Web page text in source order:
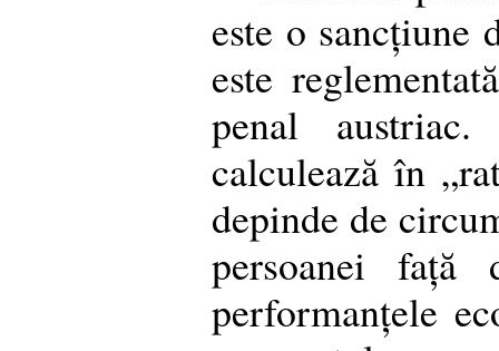
este o sancțiune
este
penal
calculează în
depinde de
persoanei
performanțele